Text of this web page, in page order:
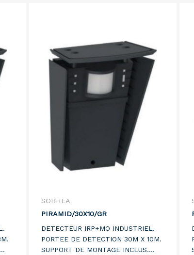
SORHEA
PIRAMID/30X10/GR
DETECTEUR IRP+MO INDUSTRIEL.
PORTEE DE DETECTION 30M X 10M.
SUPPORT DE MONTAGE INCLUS.